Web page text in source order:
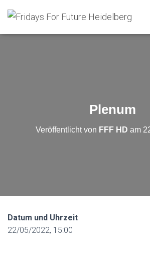
Plenum
Veröffentlicht von FFF HD am
Datum und Uhrzeit
22/05/2022, 15:00